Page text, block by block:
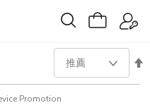
Promotion
設